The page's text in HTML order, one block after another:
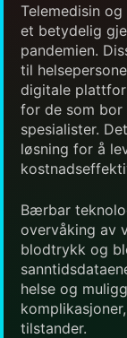
Telemedisin
et betydelig
pandemien.
til
digitale
for de som bor
spesialister.
løsning for å
Bærbar
overvåking av
blodtrykk og
helse og
tilstander.